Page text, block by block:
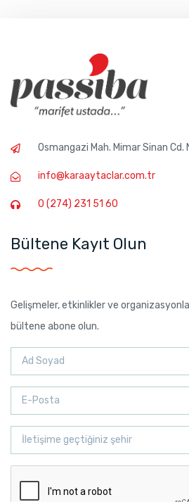
Osmangazi Mah. Mimar Sinan Cd.
info@karaaytaclar.com.tr
0 (274) 231 51 60
Bültene Kayıt Olun
Gelişmeler, etkinlikler ve
bültene abone olun.